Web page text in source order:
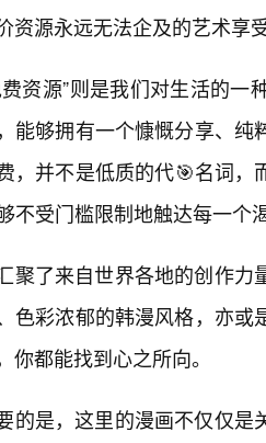
资源永远无法企及的艺术享
费资源”则是我们对生活的
能够拥有一个慷慨分享、
，并不是低质的代🎯名词
不受门槛限制地触达每一个
聚了来自世界各地的创作力
色彩浓郁的韩漫风格，亦
你都能找到心之所向。
的是，这里的漫画不仅仅